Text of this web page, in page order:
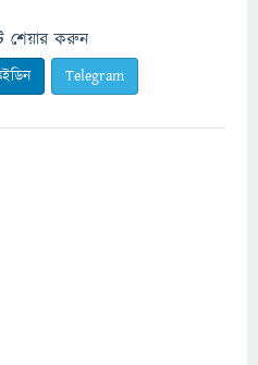
শেয়ার করুন
Telegram